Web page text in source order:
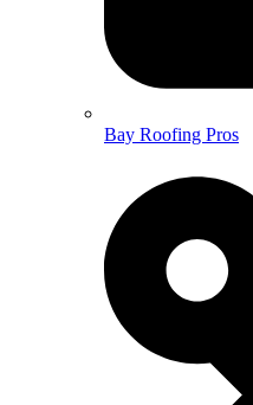
Bay Roofing Pros